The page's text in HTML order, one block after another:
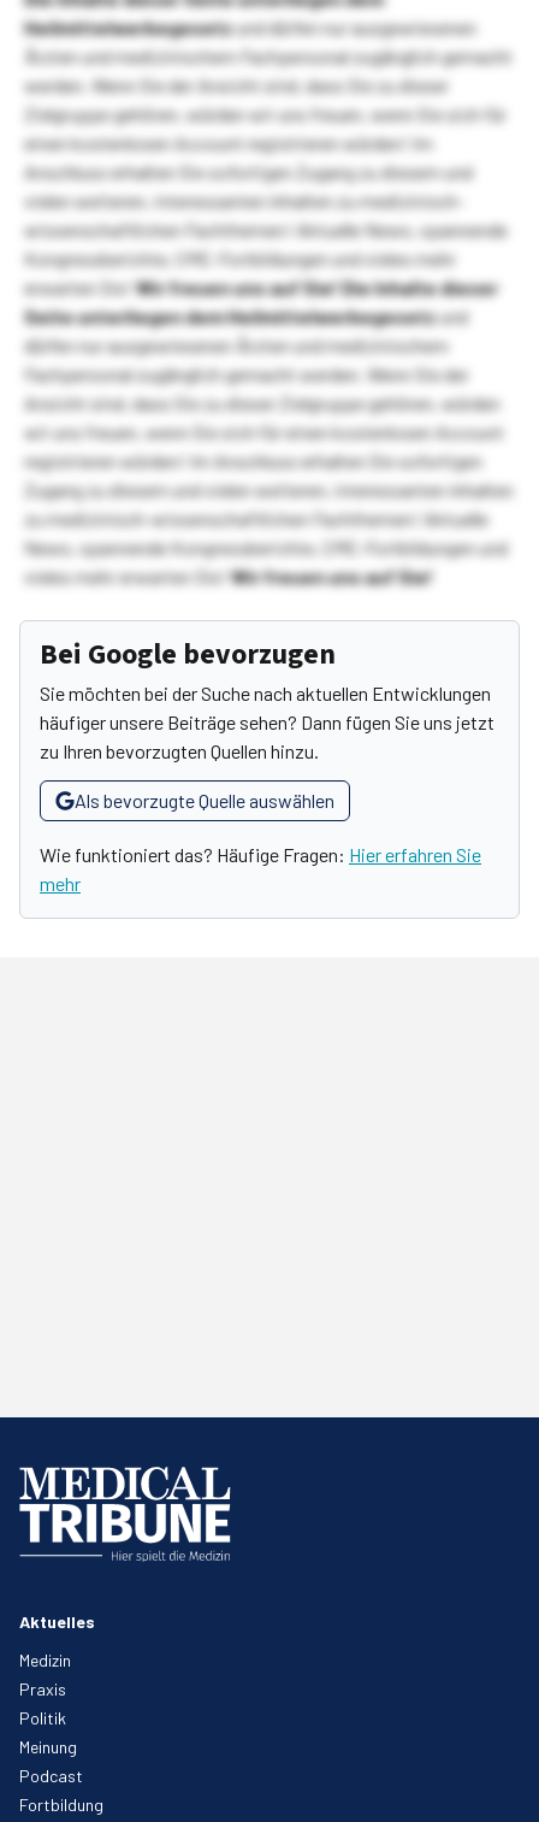
Heilmittelwerbegesetzund dürfen nur ausgewiesenen
Ärzten und medizinischem Fachpersonal zugänglich gemacht
werden. Wenn Sie der Ansicht sind, dass Sie zu dieser
Zielgruppe gehören, würden wir uns freuen, wenn Sie sich für
einen kostenlosen Account registrieren würden! Im
Anschluss erhalten Sie sofortigen Zugang zu diesem und
vielen weiteren, interessanten Inhalten zu medizinisch-
wissenschaftlichen Fachthemen! Aktuelle News, spannende
Kongressberichte, CME-Fortbildungen und vieles mehr
erwarten Sie!Wir freuen uns auf Sie!Die Inhalte dieser
Seite unterliegen dem Heilmittelwerbegesetzund
dürfen nur ausgewiesenen Ärzten und medizinischem
Fachpersonal zugänglich gemacht werden. Wenn Sie der
Ansicht sind, dass Sie zu dieser Zielgruppe gehören, würden
wir uns freuen, wenn Sie sich für einen kostenlosen Account
registrieren würden! Im Anschluss erhalten Sie sofortigen
Zugang zu diesem und vielen weiteren, interessanten Inhalten
zu medizinisch-wissenschaftlichen Fachthemen! Aktuelle
News, spannende Kongressberichte, CME-Fortbildungen und
vieles mehr erwarten Sie!Wir freuen uns auf Sie!
Bei Google bevorzugen
Sie möchten bei der Suche nach aktuellen Entwicklungen
häufiger unsere Beiträge sehen? Dann fügen Sie uns jetzt
zu Ihren bevorzugten Quellen hinzu.
Als bevorzugte Quelle auswählen
Wie funktioniert das? Häufige Fragen: Hier erfahren Sie
mehr
Aktuelles
Medizin
Praxis
Politik
Meinung
Podcast
Fortbildung